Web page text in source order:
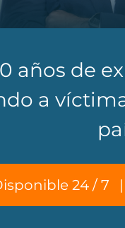
años de
a
24 / 7 |